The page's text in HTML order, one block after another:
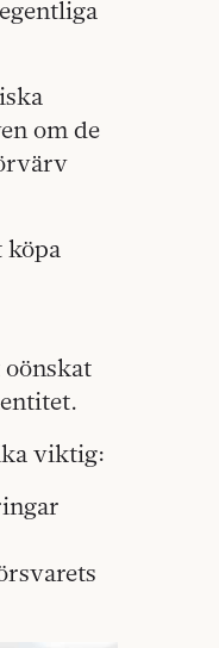
om de
köpa
viktig: